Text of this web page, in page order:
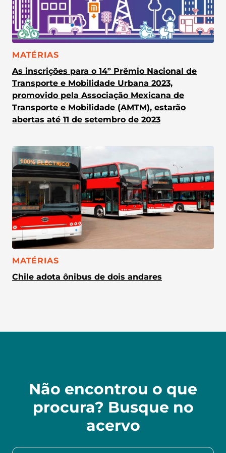
CATEGORIA:
MATÉRIAS
As inscrições para o 14º Prêmio Nacional de
Transporte e Mobilidade Urbana 2023,
promovido pela Associação Mexicana de
Transporte e Mobilidade (AMTM), estarão
abertas até 11 de setembro de 2023
CATEGORIA:
MATÉRIAS
Chile adota ônibus de dois andares
Não encontrou o que
procura? Busque no
acervo